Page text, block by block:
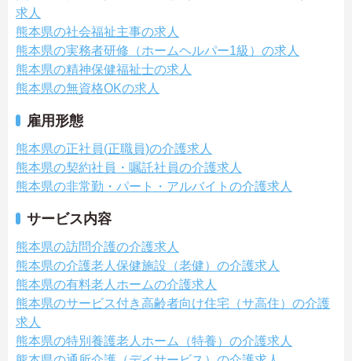
求人
熊本県の社会福祉主事の求人
熊本県の実務者研修（ホームヘルパー1級）の求人
熊本県の精神保健福祉士の求人
熊本県の無資格OKの求人
雇用形態
熊本県の正社員(正職員)の介護求人
熊本県の契約社員・嘱託社員の介護求人
熊本県の非常勤・パート・アルバイトの介護求人
サービス内容
熊本県の訪問介護の介護求人
熊本県の介護老人保健施設（老健）の介護求人
熊本県の有料老人ホームの介護求人
熊本県のサービス付き高齢者向け住宅（サ高住）の介護
求人
熊本県の特別養護老人ホーム（特養）の介護求人